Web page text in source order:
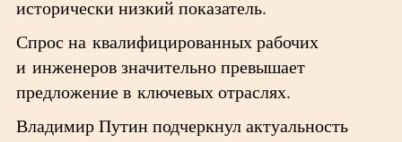
исторически низкий показатель.
Спрос на квалифицированных рабочих
и инженеров значительно превышает
предложение в ключевых отраслях.
Владимир Путин подчеркнул актуальность